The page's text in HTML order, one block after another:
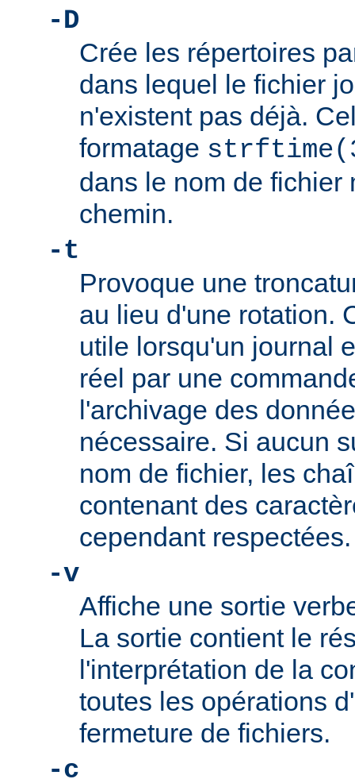
-D
Crée les répertoires
dans lequel le fichier
n'existent pas déjà.
formatage
dans le nom de fichier
chemin.
-t
Provoque une
au lieu d'une rotation.
utile lorsqu'un journal
réel par une
l'archivage des
nécessaire. Si aucun
nom de fichier, les
contenant des
cependant respectées.
-v
Affiche une sortie
La sortie contient le
l'interprétation de la
toutes les opérations
fermeture de fichiers.
-c